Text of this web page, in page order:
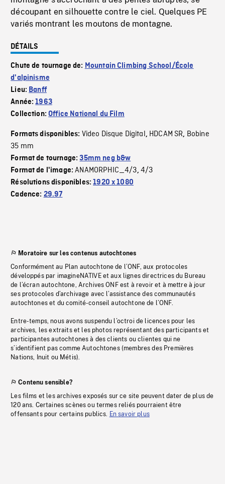
découpant en silhouette contre le ciel. Quelques PE
variés montrant les moutons de montagne.
DÉTAILS
Chute de tournage de: Mountain Climbing School/École
d'alpinisme
Lieu: Banff
Année:1963
Collection:Office National du Film
Formats disponibles: Video Disque Digital, HDCAM SR, Bobine
35 mm
Format de tournage:35mm neg b&w
Format de l'image:ANAMORPHIC_4/3, 4/3
Résolutions disponibles:1920 x 1080
Cadence: 29.97
Moratoire sur les contenus autochtones
Conformément au Plan autochtone de l’ONF, aux protocoles
développés par imagineNATIVE et aux lignes directrices du Bureau
de l’écran autochtone, Archives ONF est à revoir et à mettre à jour
ses protocoles d’archivage avec l’assistance des communautés
autochtones et du comité-conseil autochtone de l’ONF.
Entre-temps, nous avons suspendu l’octroi de licences pour les
archives, les extraits et les photos représentant des participants et
participantes autochtones à des clients ou clientes qui ne
s’identifient pas comme Autochtones (membres des Premières
Nations, Inuit ou Métis).
Contenu sensible?
Les films et les archives exposés sur ce site peuvent dater de plus de
120 ans. Certaines scènes ou termes reliés pourraient être
offensants pour certains publics. En savoir plus